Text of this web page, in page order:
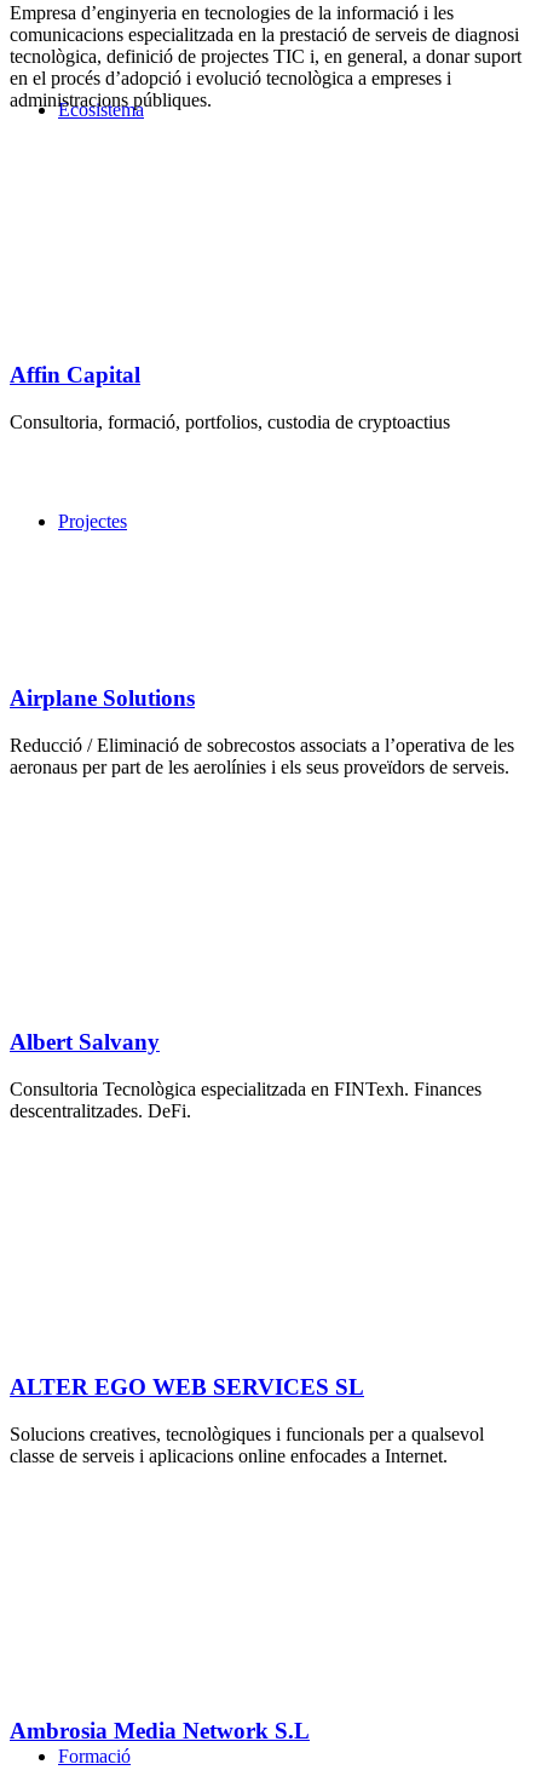
Ecosistema
Projectes
Formació
​Empresa d’enginyeria en tecnologies de la informació i les
comunicacions especialitzada en la prestació de serveis de diagnosi
tecnològica, definició de projectes TIC i, en general, a donar suport
en el procés d’adopció i evolució tecnològica a empreses i
administracions públiques.
Affin Capital
Consultoria, formació, portfolios, custodia de cryptoactius
Airplane Solutions
Reducció / Eliminació de sobrecostos associats a l’operativa de les
aeronaus per part de les aerolínies i els seus proveïdors de serveis.
Albert Salvany
Consultoria Tecnològica especialitzada en FINTexh. Finances
descentralitzades. DeFi.
ALTER EGO WEB SERVICES SL
Solucions creatives, tecnològiques i funcionals per a qualsevol
classe de serveis i aplicacions online enfocades a Internet.
Ambrosia Media Network S.L